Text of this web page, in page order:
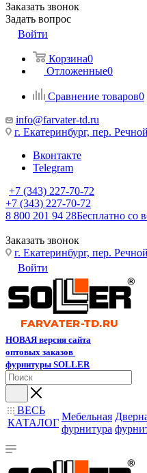
Заказать звонок
Задать вопрос
Войти
Корзина0
Отложенные0
Сравнение товаров0
info@farvater-td.ru
г. Екатеринбург, пер.
Вконтакте
Telegram
+7 (343) 227-70-72
+7 (343) 227-70-72
8 800 201 94 28Бесплатно со
Заказать звонок
г. Екатеринбург, пер.
Войти
НОВАЯ версия сайта
оптовых заказов
фурнитуры SOLLER
ВЕСЬ
КАТАЛОГ
Мебельная
фурнитура